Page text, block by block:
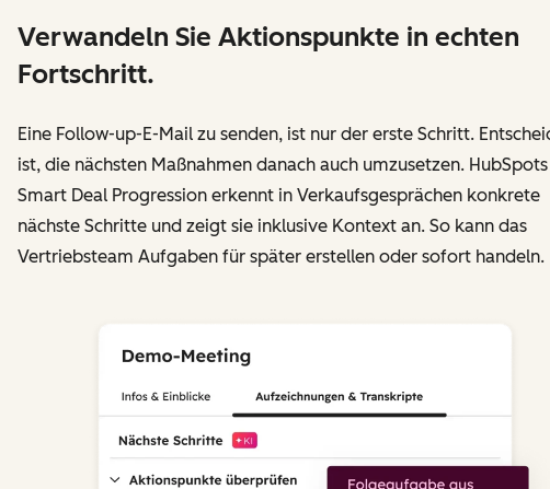
Verwandeln Sie Aktionspunkte in echten
Fortschritt.
Eine Follow-up-E-Mail zu senden, ist nur der erste Schritt.
ist, die nächsten Maßnahmen danach auch umzusetzen. HubSpots
Smart Deal Progression erkennt in Verkaufsgesprächen konkrete
nächste Schritte und zeigt sie inklusive Kontext an. So kann das
Vertriebsteam Aufgaben für später erstellen oder sofort handeln.